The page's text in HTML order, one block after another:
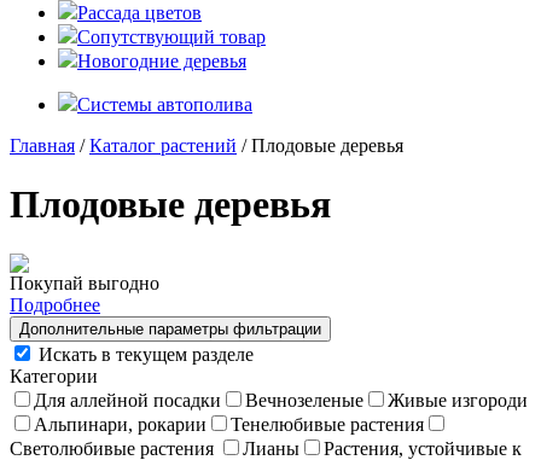
Рассада цветов
Сопутствующий товар
Новогодние деревья
Системы автополива
Главная /Каталог растений / Плодовые деревья
Плодовые деревья
Покупай выгодно
Подробнее
Дополнительные параметры фильтрации
Искать в текущем разделе
Категории
Для аллейной посадки
Вечнозеленые
Живые изгороди
Альпинари, рокарии
Тенелюбивые растения
Светолюбивые растения
Лианы
Растения, устойчивые к